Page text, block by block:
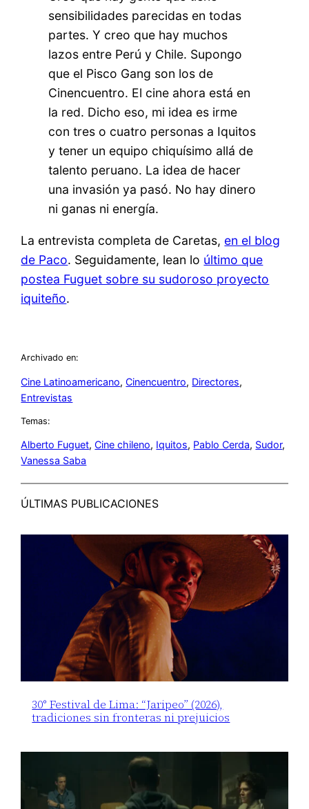
sensibilidades parecidas en todas
partes. Y creo que hay muchos
lazos entre Perú y Chile. Supongo
que el Pisco Gang son los de
Cinencuentro. El cine ahora está en
la red. Dicho eso, mi idea es irme
con tres o cuatro personas a Iquitos
y tener un equipo chiquísimo allá de
talento peruano. La idea de hacer
una invasión ya pasó. No hay dinero
ni ganas ni energía.
La entrevista completa de Caretas, en el blog
de Paco. Seguidamente, lean lo último que
postea Fuguet sobre su sudoroso proyecto
iquiteño.
Archivado en:
Cine Latinoamericano, Cinencuentro, Directores
Entrevistas
Temas:
Alberto Fuguet, Cine chileno, Iquitos, Pablo Cerda, Sudor
Vanessa Saba
ÚLTIMAS PUBLICACIONES
30° Festival de Lima: “Jaripeo” (2026),
tradiciones sin fronteras ni prejuicios